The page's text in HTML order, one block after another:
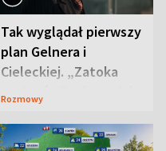
Tak wyglądał pierwszy
plan Gelnera i
Cieleckiej. „Zatoka
szpiegów” od razu ich
Rozmowy